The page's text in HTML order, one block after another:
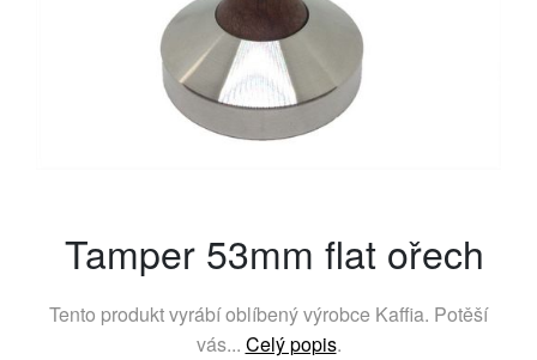
Tamper 53mm flat ořech
Tento produkt vyrábí oblíbený výrobce Kaffia. Potěší
vás... Celý popis.